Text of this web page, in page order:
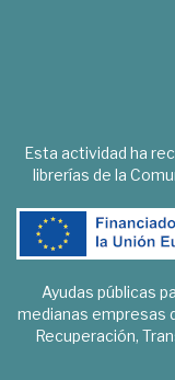
Esta actividad ha
librerías de la
Ayudas públicas
medianas empresas
Recuperación,